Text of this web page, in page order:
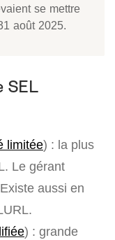
se mettre
août 2025.
SEL
limitée) : la plus
Le gérant
aussi en
) : grande